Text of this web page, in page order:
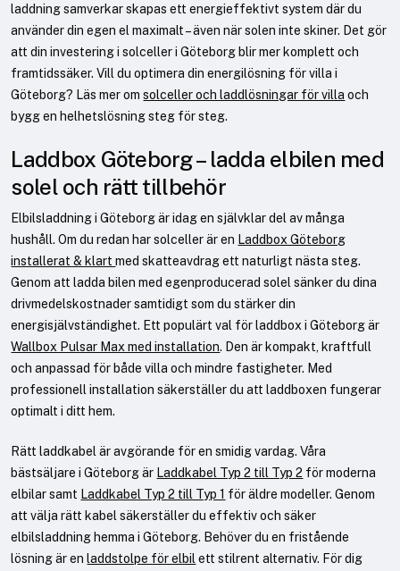
laddning samverkar skapas ett energieffektivt system där du
använder din egen el maximalt – även när solen inte skiner. Det gör
att din investering i solceller i Göteborg blir mer komplett och
framtidssäker. Vill du optimera din energilösning för villa i
Göteborg? Läs mer omsolceller och laddlösningar för villa och
bygg en helhetslösning steg för steg.
Laddbox Göteborg – ladda elbilen med
solel och rätt tillbehör
Elbilsladdning i Göteborg är idag en självklar del av många
hushåll. Om du redan har solceller är en Laddbox Göteborg
installerat & klartmed skatteavdrag ett naturligt nästa steg.
Genom att ladda bilen med egenproducerad solel sänker du dina
drivmedelskostnader samtidigt som du stärker din
energisjälvständighet. Ett populärt val för laddbox i Göteborg är
Wallbox Pulsar Max med installation. Den är kompakt, kraftfull
och anpassad för både villa och mindre fastigheter. Med
professionell installation säkerställer du att laddboxen fungerar
optimalt i ditt hem.
Rätt laddkabel är avgörande för en smidig vardag. Våra
bästsäljare i Göteborg är Laddkabel Typ 2 till Typ 2 för moderna
elbilar samt Laddkabel Typ 2 till Typ 1 för äldre modeller. Genom
att välja rätt kabel säkerställer du effektiv och säker
elbilsladdning hemma i Göteborg. Behöver du en fristående
lösning är en laddstolpe för elbil ett stilrent alternativ. För dig